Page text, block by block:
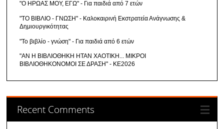
"Ο ΗΡΩΑΣ ΜΟΥ, ΕΓΩ" - Για παιδιά από 7 ετών
"ΤΟ ΒΙΒΛΙΟ - ΓΝΩΣΗ" - Καλοκαιρινή Εκστρατεία Ανάγνωσης &
Δημιουργικότητας
"Το βιβλίο - γνώση" - Για παιδιά από 6 ετών
"ΑΝ Η ΒΙΒΛΙΟΘΗΚΗ ΗΤΑΝ ΧΑΟΤΙΚΗ... ΜΙΚΡΟΙ
ΒΙΒΛΙΟΘΗΚΟΝΟΜΟΙ ΣΕ ΔΡΑΣΗ" - ΚΕ2026
Recent Comments